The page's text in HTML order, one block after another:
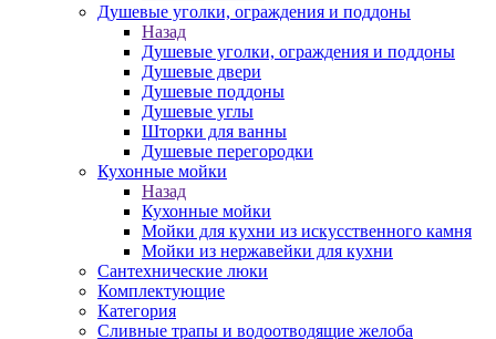
Душевые уголки, ограждения и поддоны
Назад
Душевые уголки, ограждения и поддоны
Душевые двери
Душевые поддоны
Душевые углы
Шторки для ванны
Душевые перегородки
Кухонные мойки
Назад
Кухонные мойки
Мойки для кухни из искусственного камня
Мойки из нержавейки для кухни
Сантехнические люки
Комплектующие
Категория
Cливные трапы и водоотводящие желоба